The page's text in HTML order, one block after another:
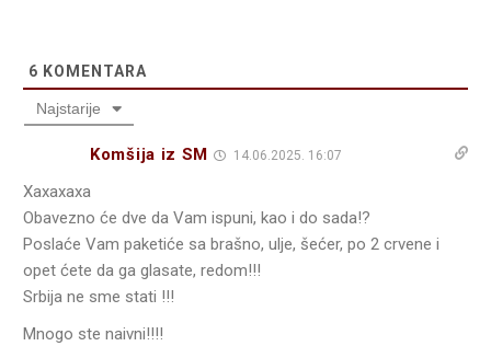
6 KOMENTARA
Najstarije
Komšija iz SM 14.06.2025. 16:07
Xaxaxaxa
Obavezno će dve da Vam ispuni, kao i do sada!?
Poslaće Vam paketiće sa brašno, ulje, šećer, po 2 crvene i
opet ćete da ga glasate, redom!!!
Srbija ne sme stati !!!
Mnogo ste naivni!!!!